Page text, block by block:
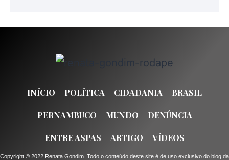
INÍCIO POLÍTICA CIDADANIA BRASIL
PERNAMBUCO MUNDO DENÚNCIA
ENTRE ASPAS ARTIGO VÍDEOS
Copyright © 2022 Renata Gondim. Todo o conteúdo deste site é de uso exclusivo do blog da